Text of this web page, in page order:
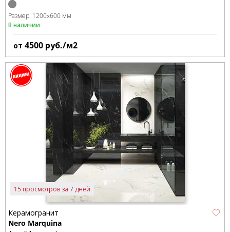
Размер: 1200x600 мм
В наличии
от 4500 руб./м2
15 просмотров за 7 дней
Керамогранит
Nero Marquina